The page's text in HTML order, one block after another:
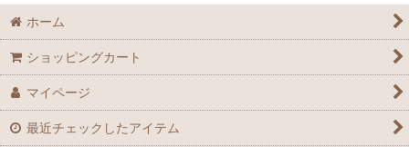
ホーム
ショッピングカート
マイページ
最近チェックしたアイテム